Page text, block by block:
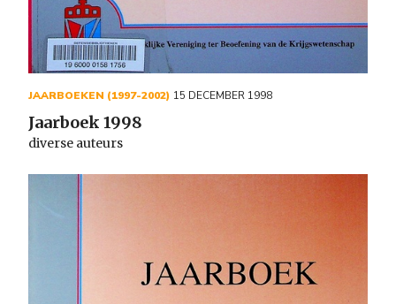
JAARBOEKEN (1997-2002) 15 DECEMBER 1998
Jaarboek 1998
diverse auteurs